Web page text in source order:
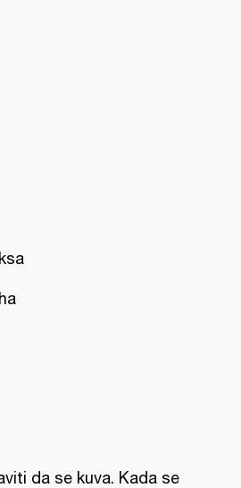
da se kuva. Kada se